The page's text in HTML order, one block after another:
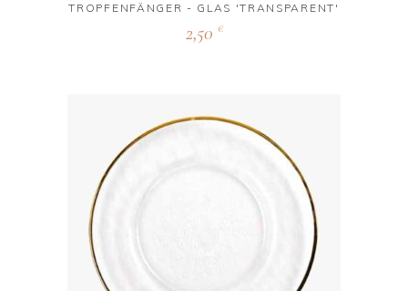
TROPFENFÄNGER - GLAS 'TRANSPARENT'
2,50 €